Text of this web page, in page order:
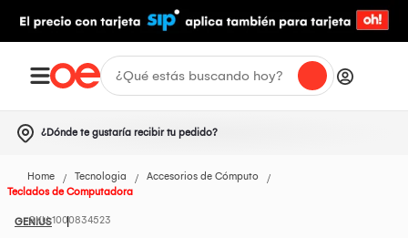
¿Dónde te gustaría recibir tu pedido?
Home Tecnologia
Accesorios de Cómputo
Teclados de Computadora
GENIUS1000834523